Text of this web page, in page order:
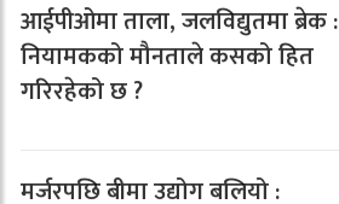
आईपीओमा ताला, जलविद्युतमा ब्रेक :
नियामकको मौनताले कसको हित
गरिरहेको छ ?
मर्जरपछि बीमा उद्योग बलियो :